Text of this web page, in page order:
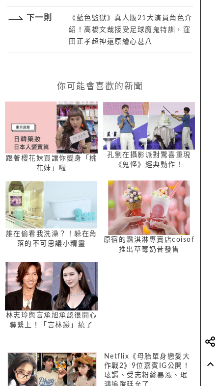
下一則
《藍色監獄》真人版21大演員角色介
紹！高橋文哉接受足球魔鬼特訓，窪
田正孝超神還原繪心甚八
你可能會喜歡的新聞
跟著櫻花妹買讓你變身「桃
花妹」啦
孔劉在攝影派對驚喜重現
《鬼怪》經典動作！
誰在偷看我洗澡？！躲在角
落的不可思議小精靈
原宿的霜淇淋專賣店coisof
推出草莓奶昔發售
林志玲與言承旭承認很開心
聯繫上！「言林戀」繞了
Netflix《母胎單身戀愛大
作戰2》9位嘉賓IG公開！
玹諝、受志粉絲暴漲、珉
鴻追蹤廷允了